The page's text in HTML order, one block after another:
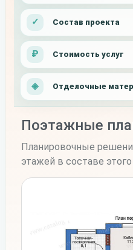
Состав проекта
Стоимость услуг
Отделочные
Поэтажные
Планировочные
этажей в составе этого